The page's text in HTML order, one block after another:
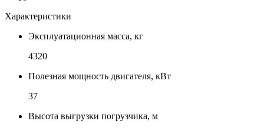
Характеристики
Эксплуатационная масса, кг
4320
Полезная мощность двигателя, кВт
37
Высота выгрузки погрузчика, м